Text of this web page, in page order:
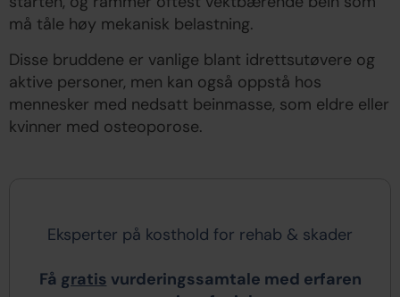
må tåle høy mekanisk belastning.
Disse bruddene er vanlige blant idrettsutøvere og
aktive personer, men kan også oppstå hos
mennesker med nedsatt beinmasse, som eldre eller
kvinner med osteoporose.
Eksperter på kosthold for rehab & skader
Få gratis vurderingssamtale med erfaren